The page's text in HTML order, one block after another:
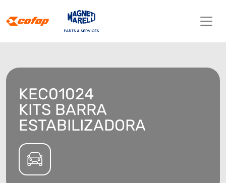
KEC01024
KITS BARRA
ESTABILIZADORA